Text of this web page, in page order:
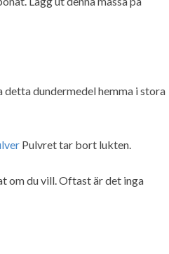
dundermedel hemma i stora
Pulvret tar bort lukten.
om du vill. Oftast är det inga